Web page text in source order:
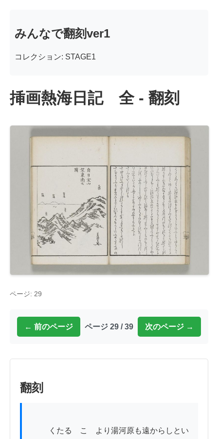
みんなで翻刻ver1
コレクション: STAGE1
挿画熱海日記 全 - 翻刻
ページ: 29
← 前のページ ページ 29 / 39 次のページ →
翻刻